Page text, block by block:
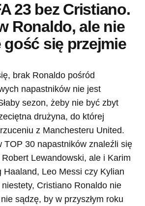
23 bez Cristiano.
Ronaldo, ale nie
gość się przejmie
brak Ronaldo pośród
napastników nie jest
sezon, żeby nie być zbyt
drużyna, do której
z Manchesteru United.
TOP 30 napastników znaleźli się
Robert Lewandowski, ale i Karim
Haaland, Leo Messi czy Kylian
Cristiano Ronaldo nie
sądzę, by w przyszłym roku